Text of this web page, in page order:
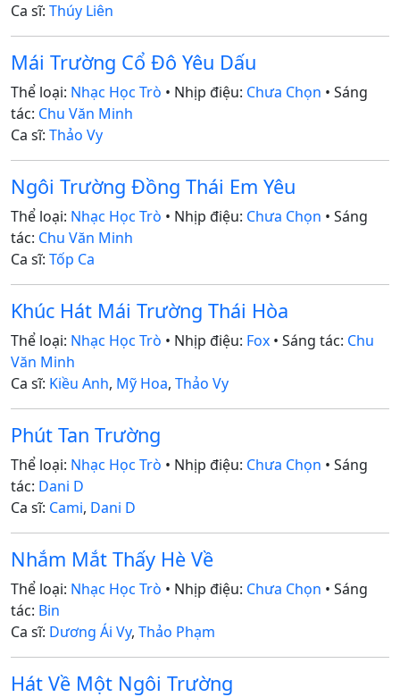
Ca sĩ: Thúy Liên
Mái Trường Cổ Đô Yêu Dấu
Thể loại: Nhạc Học Trò • Nhịp điệu: Chưa Chọn • Sáng
tác: Chu Văn Minh
Ca sĩ: Thảo Vy
Ngôi Trường Đồng Thái Em Yêu
Thể loại: Nhạc Học Trò • Nhịp điệu: Chưa Chọn • Sáng
tác: Chu Văn Minh
Ca sĩ: Tốp Ca
Khúc Hát Mái Trường Thái Hòa
Thể loại: Nhạc Học Trò • Nhịp điệu: Fox • Sáng tác: Chu
Văn Minh
Ca sĩ: Kiều Anh, Mỹ Hoa, Thảo Vy
Phút Tan Trường
Thể loại: Nhạc Học Trò • Nhịp điệu: Chưa Chọn • Sáng
tác: Dani D
Ca sĩ: Cami, Dani D
Nhắm Mắt Thấy Hè Về
Thể loại: Nhạc Học Trò • Nhịp điệu: Chưa Chọn • Sáng
tác: Bin
Ca sĩ: Dương Ái Vy, Thảo Phạm
Hát Về Một Ngôi Trường